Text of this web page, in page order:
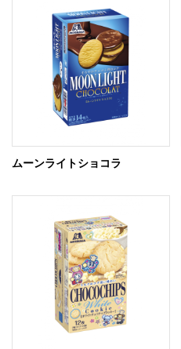
ムーンライトショコラ